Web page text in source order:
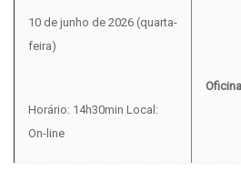
10 de junho de 2026 (quarta-
feira)
Horário: 14h30min Local:
On-line